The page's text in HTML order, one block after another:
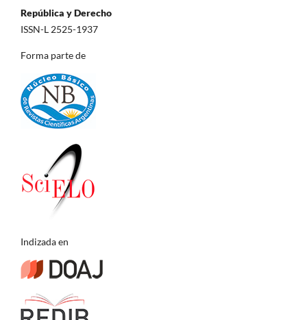
República y Derecho
ISSN-L 2525-1937
Forma parte de
Indizada en